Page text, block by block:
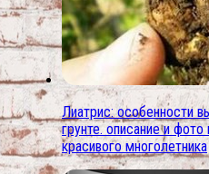
Лиатрис: особенности
грунте. описание и
красивого многолетника